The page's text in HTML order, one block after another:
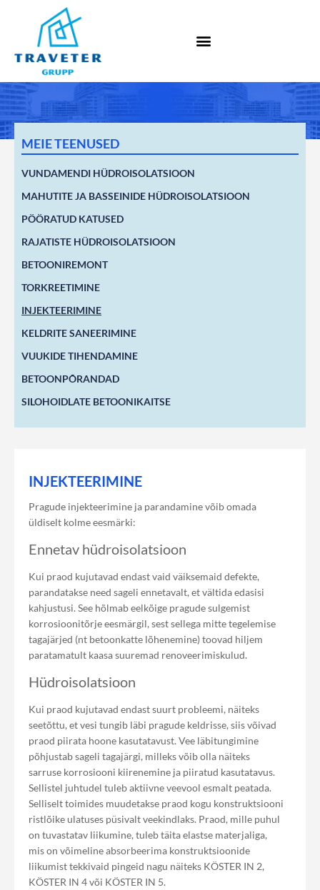
MEIE TEENUSED
VUNDAMENDI HÜDROISOLATSIOON
MAHUTITE JA BASSEINIDE HÜDROISOLATSIOON
PÖÖRATUD KATUSED
RAJATISTE HÜDROISOLATSIOON
BETOONIREMONT
TORKREETIMINE
INJEKTEERIMINE
KELDRITE SANEERIMINE
VUUKIDE TIHENDAMINE
BETOONPÕRANDAD
SILOHOIDLATE BETOONIKAITSE
INJEKTEERIMINE
Pragude injekteerimine ja parandamine võib omada
üldiselt kolme eesmärki:
Ennetav hüdroisolatsioon
Kui praod kujutavad endast vaid väiksemaid defekte,
parandatakse need sageli ennetavalt, et vältida edasisi
kahjustusi. See hõlmab eelkõige pragude sulgemist
korrosioonitõrje eesmärgil, sest sellega mitte tegelemise
tagajärjed (nt betoonkatte lõhenemine) toovad hiljem
paratamatult kaasa suuremad renoveerimiskulud.
Hüdroisolatsioon
Kui praod kujutavad endast suurt probleemi, näiteks
seetõttu, et vesi tungib läbi pragude keldrisse, siis võivad
praod piirata hoone kasutatavust. Vee läbitungimine
põhjustab sageli tagajärgi, milleks võib olla näiteks
sarruse korrosiooni kiirenemine ja piiratud kasutatavus.
Sellistel juhtudel tuleb aktiivne veevool esmalt peatada.
Selliselt toimides muudetakse praod kogu konstruktsiooni
ristlõike ulatuses püsivalt veekindlaks. Praod, mille puhul
on tuvastatav liikumine, tuleb täita elastse materjaliga,
mis on võimeline absorbeerima konstruktsioonide
liikumist tekkivaid pingeid nagu näiteks KÖSTER IN 2,
KÖSTER IN 4 või KÖSTER IN 5.